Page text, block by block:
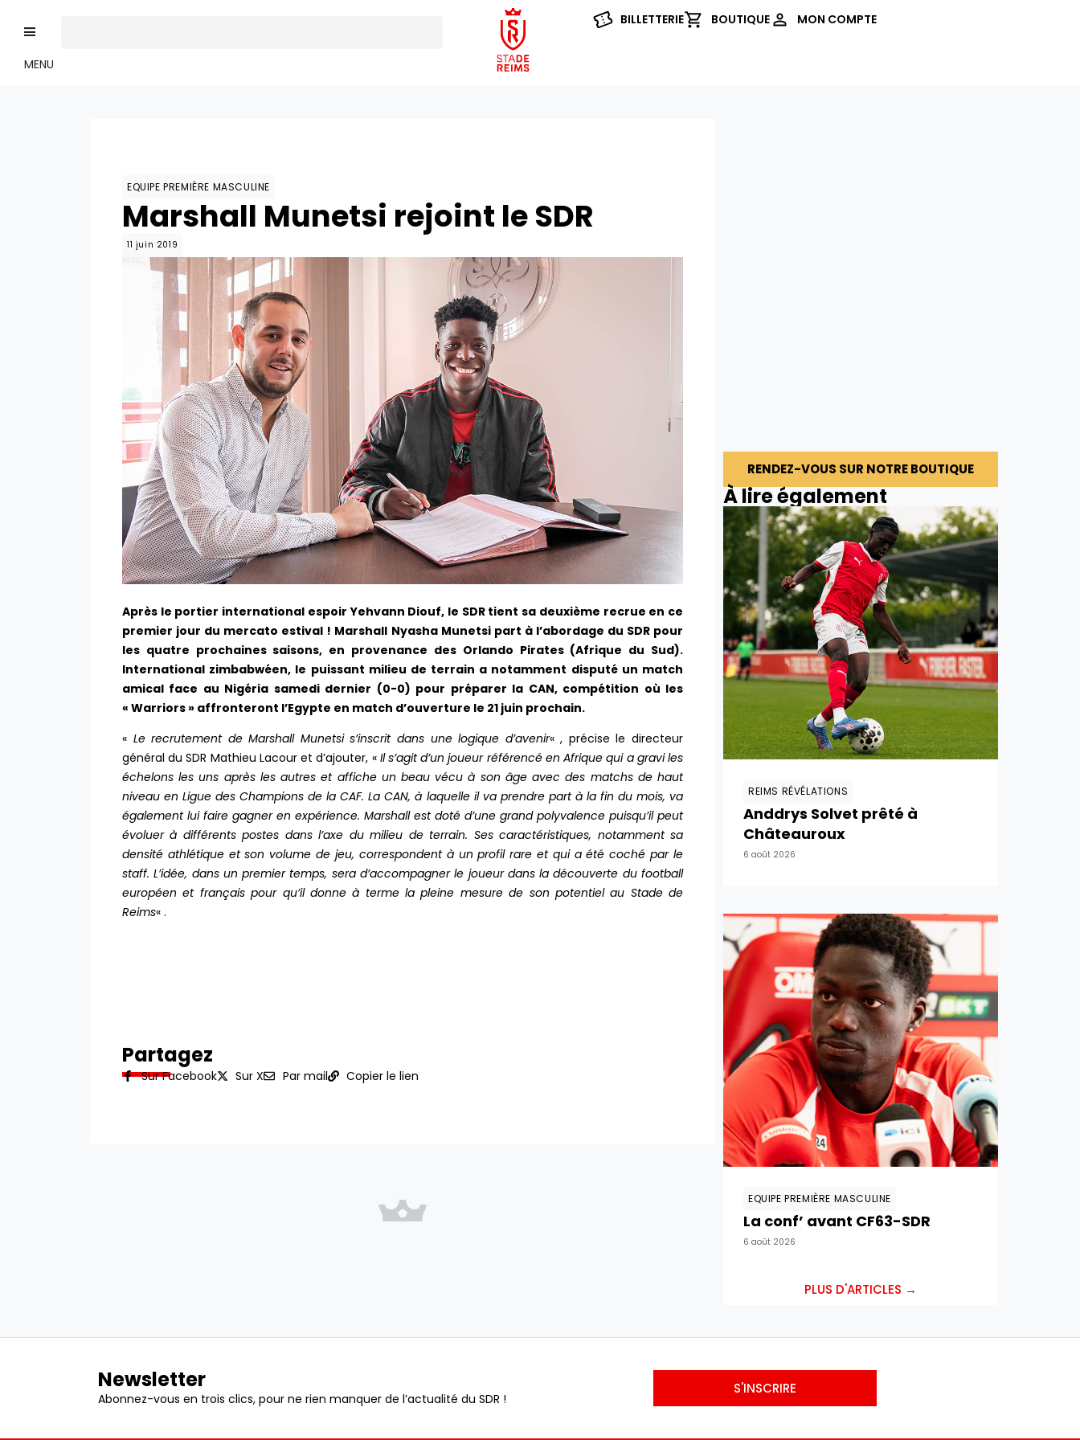
MENU
BILLETTERIE BOUTIQUE MON COMPTE
EQUIPE PREMIÈRE MASCULINE
Marshall Munetsi rejoint le SDR
11 juin 2019
Après le portier international espoir Yehvann Diouf, le SDR tient sa deuxième recrue en ce
premier jour du mercato estival ! Marshall Nyasha Munetsi part à l’abordage du SDR pour
les quatre prochaines saisons, en provenance des Orlando Pirates (Afrique du Sud).
International zimbabwéen, le puissant milieu de terrain a notamment disputé un match
amical face au Nigéria samedi dernier (0-0) pour préparer la CAN, compétition où les
« Warriors » affronteront l’Egypte en match d’ouverture le 21 juin prochain.
« Le recrutement de Marshall Munetsi s’inscrit dans une logique d’avenir« , précise le directeur
général du SDR Mathieu Lacour et d’ajouter, « Il s’agit d’un joueur référencé en Afrique qui a gravi les
échelons les uns après les autres et affiche un beau vécu à son âge avec des matchs de haut
niveau en Ligue des Champions de la CAF. La CAN, à laquelle il va prendre part à la fin du mois, va
également lui faire gagner en expérience. Marshall est doté d’une grand polyvalence puisqu’il peut
évoluer à différents postes dans l’axe du milieu de terrain. Ses caractéristiques, notamment sa
densité athlétique et son volume de jeu, correspondent à un profil rare et qui a été coché par le
staff. L’idée, dans un premier temps, sera d’accompagner le joueur dans la découverte du football
européen et français pour qu’il donne à terme la pleine mesure de son potentiel au Stade de
Reims« .
Partagez
Sur Facebook Sur X Par mail Copier le lien
RENDEZ-VOUS SUR NOTRE BOUTIQUE
À lire également
REIMS RÉVÉLATIONS
Anddrys Solvet prêté à
Châteauroux
6 août 2026
EQUIPE PREMIÈRE MASCULINE
La conf’ avant CF63-SDR
6 août 2026
PLUS D'ARTICLES →
Newsletter
Abonnez-vous en trois clics, pour ne rien manquer de l’actualité du SDR !
S'INSCRIRE